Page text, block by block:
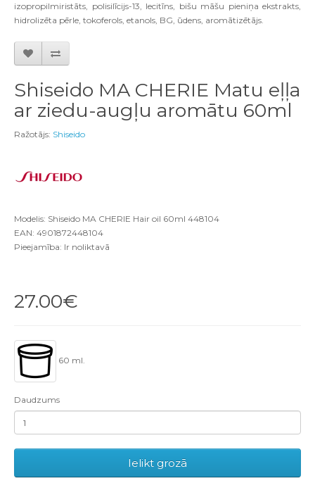
izopropilmiristāts, polisilīcijs-13, lecitīns, bišu māšu pieniņa ekstrakts,
hidrolizēta pērle, tokoferols, etanols, BG, ūdens, aromātizētājs.
Shiseido MA CHERIE Matu eļļa
ar ziedu-augļu aromātu 60ml
Ražotājs: Shiseido
Modelis: Shiseido MA CHERIE Hair oil 60ml 448104
EAN: 4901872448104
Pieejamība: Ir noliktavā
27.00€
60 ml.
Daudzums
Ielikt grozā